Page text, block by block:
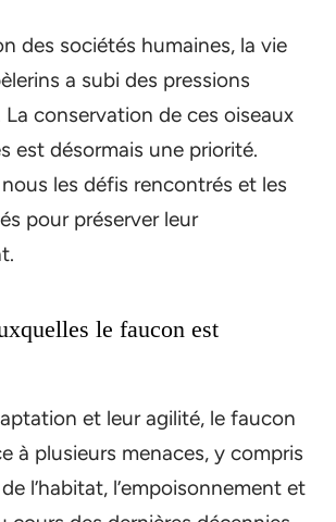
des sociétés humaines, la vie
a subi des pressions
La conservation de ces oiseaux
est désormais une priorité.
les défis rencontrés et les
pour préserver leur
le faucon est
et leur agilité, le faucon
à plusieurs menaces, y compris
l’habitat, l’empoisonnement et